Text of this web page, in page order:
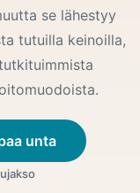
se lähestyy
tutuilla keinoilla,
unta